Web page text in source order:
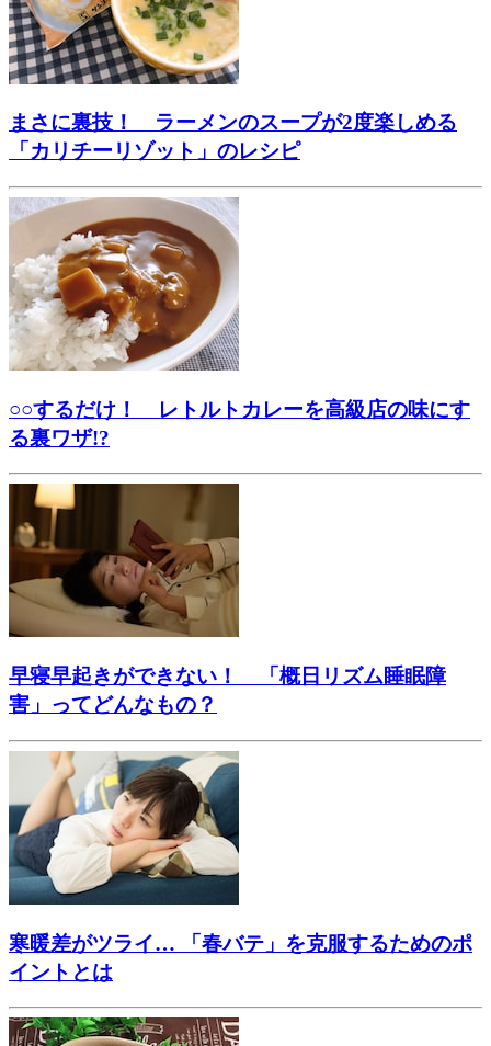
まさに裏技！ ラーメンのスープが2度楽しめる
「カリチーリゾット」のレシピ
○○するだけ！ レトルトカレーを高級店の味にす
る裏ワザ!?
早寝早起きができない！ 「概日リズム睡眠障
害」ってどんなもの？
寒暖差がツライ… 「春バテ」を克服するためのポ
イントとは